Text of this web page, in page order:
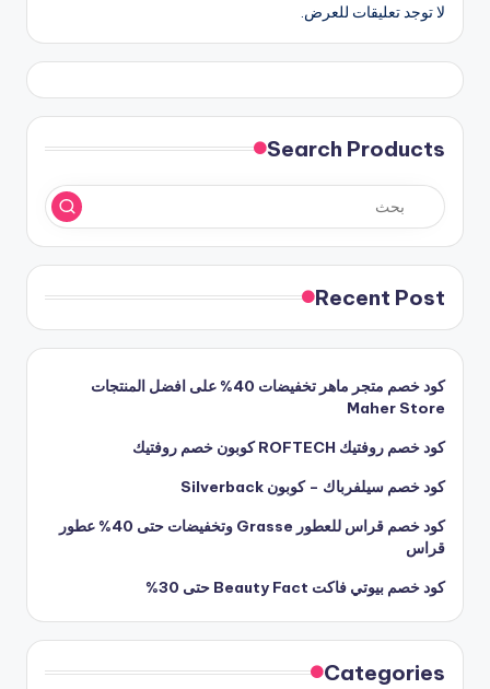
لا توجد تعليقات للعرض.
Search Products
Recent Post
كود خصم متجر ماهر تخفيضات 40% على افضل المنتجات
Maher Store
كود خصم روفتيك ROFTECH كوبون خصم روفتيك
كود خصم سيلفرباك – كوبون Silverback
كود خصم قراس للعطور Grasse وتخفيضات حتى 40% عطور
قراس
كود خصم بيوتي فاكت Beauty Fact حتى 30%
Categories